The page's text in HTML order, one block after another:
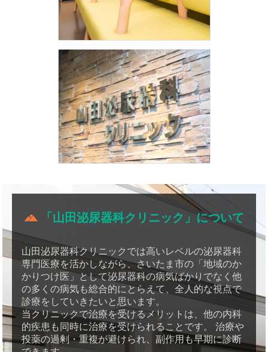
「山田泌尿器科クリニック」について
山田泌尿器科クリニックでは高いレベルの泌尿器科
専門医療を活かしながら、さいたま市の「地域のか
かりつけ医」として泌尿器科の病気ばかりでなく他
の多くの病気も総合的にとらえて、全人的な視点で
診療をしていきたいと思います。
当クリニックで治療を受けるメリットは、他の内科
的疾患も同時に治療を受けられることです。 治療や
投薬の過剰・重複が避けられ、副作用も早期に診断